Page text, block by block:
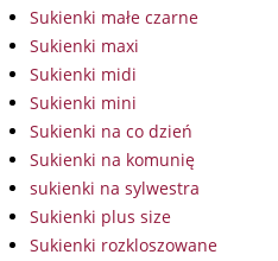
Sukienki małe czarne
Sukienki maxi
Sukienki midi
Sukienki mini
Sukienki na co dzień
Sukienki na komunię
sukienki na sylwestra
Sukienki plus size
Sukienki rozkloszowane